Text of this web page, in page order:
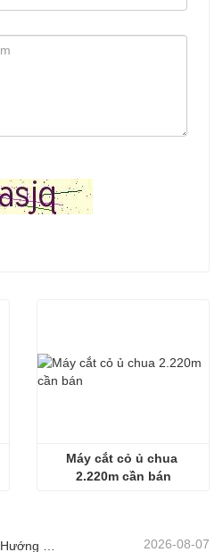
Máy cắt cỏ ủ chua
2.220m cần bán
2026-08-07